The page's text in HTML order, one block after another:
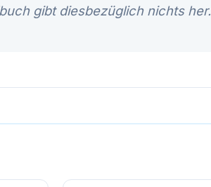
gibt diesbezüglich nichts her.